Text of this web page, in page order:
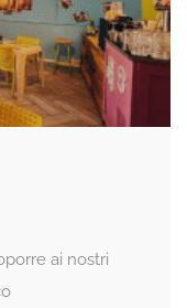
ai nostri